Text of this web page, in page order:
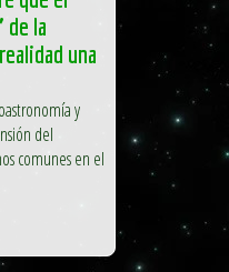
de la
una
y
del
comunes en el